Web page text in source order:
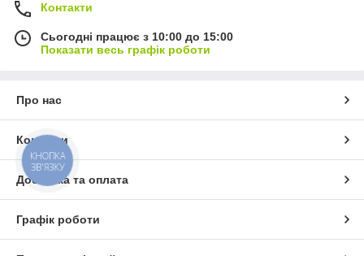
Контакти
Сьогодні працює з 10:00 до 15:00
Показати весь графік роботи
Про нас
Контакти
Доставка та оплата
Графік роботи
КНОПКА
ЗВ'ЯЗКУ